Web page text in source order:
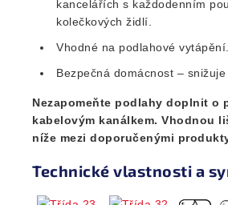
kancelářích s každodenním
kolečkových židlí.
Vhodné na podlahové vytápění.
Bezpečná domácnost –
Nezapomeňte podlahy doplnit o
kabelovým kanálkem. Vhodnou
níže mezi doporučenými
Technické vlastnosti a